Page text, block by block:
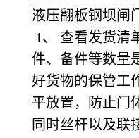
液压翻板钢坝闸
1、 查看发货清
件、备件等数量
好货物的保管工
平放置，防止门
同时丝杆以及联